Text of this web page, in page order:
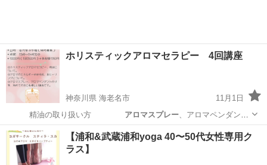
ホリスティックアロマセラピー 4回講座
神奈川県 海老名市
11月1日
精油の取り扱い方 アロマスプレー、アロマペンダント
作り …
神奈川 海老名市 アロマ アロマセラピー
【浦和&武蔵浦和yoga 40〜50代女性専用ク
ラス】